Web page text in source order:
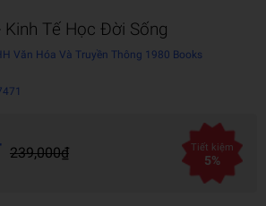
Tế Học Đời Sống
Văn Hóa Và Truyền Thông 1980 Books
239,000₫ Tiết kiệm
5%